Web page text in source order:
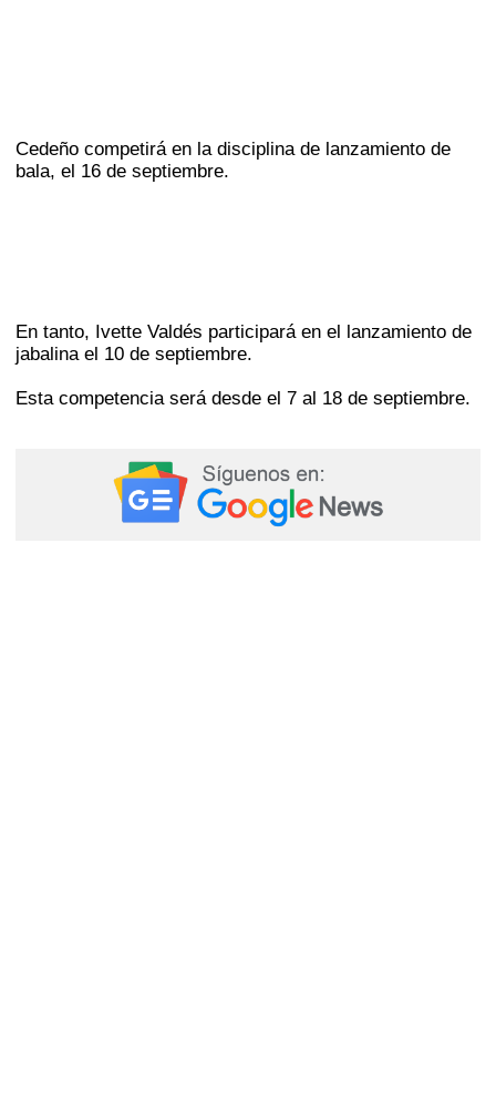
Cedeño competirá en la disciplina de lanzamiento de
bala, el 16 de septiembre.
En tanto, Ivette Valdés participará en el lanzamiento de
jabalina el 10 de septiembre.
Esta competencia será desde el 7 al 18 de septiembre.